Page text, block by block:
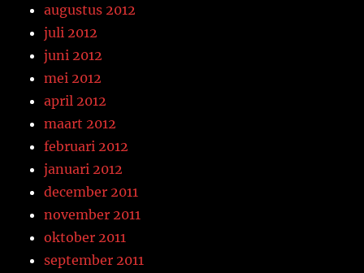
augustus 2012
juli 2012
juni 2012
mei 2012
april 2012
maart 2012
februari 2012
januari 2012
december 2011
november 2011
oktober 2011
september 2011